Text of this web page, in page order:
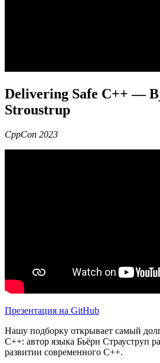
Delivering Safe C++ —
Stroustrup
CppCon 2023
Презентация на GitHub
Нашу подборку открывает самый
С++: автор языка Бьёрн Страуструп
развитии современного С++.